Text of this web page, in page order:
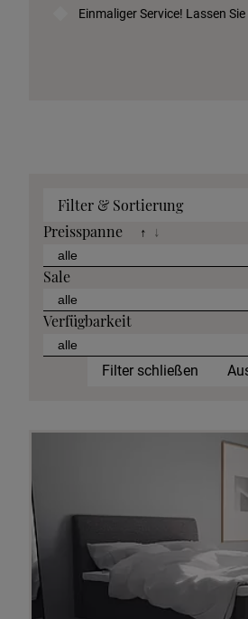
Einmaliger Service! Lassen
Filter & Sortierung
Preisspanne
↑ ↓
Sale
Verfügbarkeit
Filter schließen